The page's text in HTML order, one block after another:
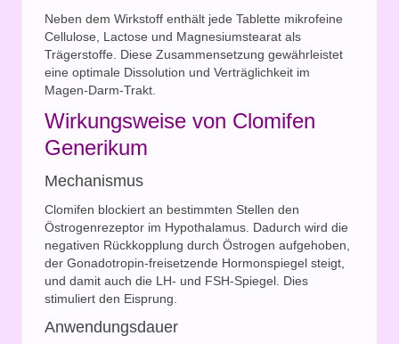
Neben dem Wirkstoff enthält jede Tablette mikrofeine
Cellulose, Lactose und Magnesiumstearat als
Trägerstoffe. Diese Zusammensetzung gewährleistet
eine optimale Dissolution und Verträglichkeit im
Magen-Darm-Trakt.
Wirkungsweise von Clomifen
Generikum
Mechanismus
Clomifen blockiert an bestimmten Stellen den
Östrogenrezeptor im Hypothalamus. Dadurch wird die
negativen Rückkopplung durch Östrogen aufgehoben,
der Gonadotropin-freisetzende Hormonspiegel steigt,
und damit auch die LH- und FSH-Spiegel. Dies
stimuliert den Eisprung.
Anwendungsdauer